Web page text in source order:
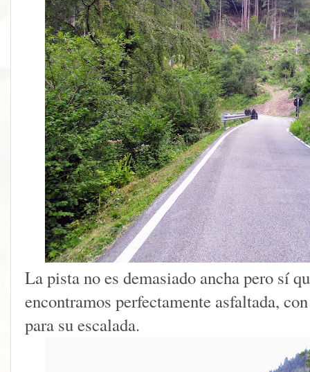
La pista no es demasiado ancha pero sí
encontramos perfectamente asfaltada,
para su escalada.